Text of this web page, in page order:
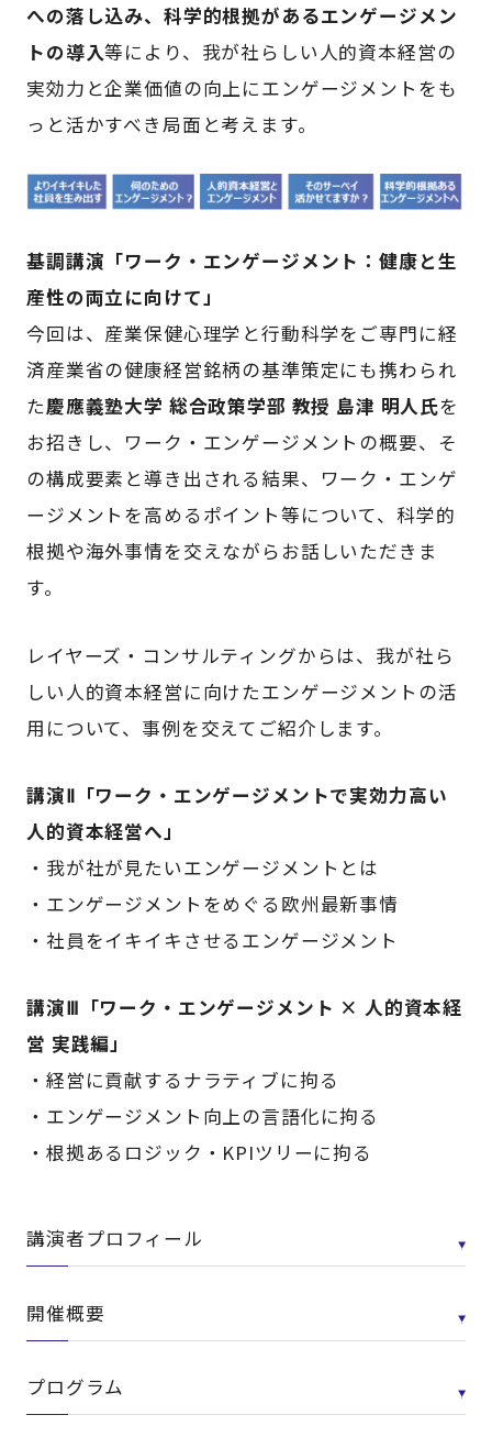
への落し込み、科学的根拠があるエンゲージメン
トの導入等により、我が社らしい人的資本経営の
実効力と企業価値の向上にエンゲージメントをも
っと活かすべき局面と考えます。
基調講演「ワーク・エンゲージメント：健康と生
産性の両立に向けて」
今回は、産業保健心理学と行動科学をご専門に経
済産業省の健康経営銘柄の基準策定にも携わられ
た慶應義塾大学 総合政策学部 教授 島津 明人氏を
お招きし、ワーク・エンゲージメントの概要、そ
の構成要素と導き出される結果、ワーク・エンゲ
ージメントを高めるポイント等について、科学的
根拠や海外事情を交えながらお話しいただきま
す。
レイヤーズ・コンサルティングからは、我が社ら
しい人的資本経営に向けたエンゲージメントの活
用について、事例を交えてご紹介します。
講演Ⅱ「ワーク・エンゲージメントで実効力高い
人的資本経営へ」
・我が社が見たいエンゲージメントとは
・エンゲージメントをめぐる欧州最新事情
・社員をイキイキさせるエンゲージメント
講演Ⅲ「ワーク・エンゲージメント × 人的資本経
営 実践編」
・経営に貢献するナラティブに拘る
・エンゲージメント向上の言語化に拘る
・根拠あるロジック・KPIツリーに拘る
講演者プロフィール
開催概要
プログラム